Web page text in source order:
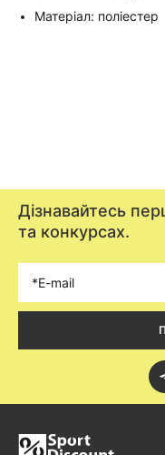
Матеріал: поліестер
Дізнавайтесь
та конкурсах.